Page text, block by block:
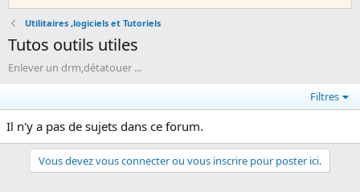
Utilitaires ,logiciels et Tutoriels
Tutos outils utiles
Enlever un drm,détatouer ...
Filtres
Il n'y a pas de sujets dans ce forum.
Vous devez vous connecter ou vous inscrire pour poster ici.